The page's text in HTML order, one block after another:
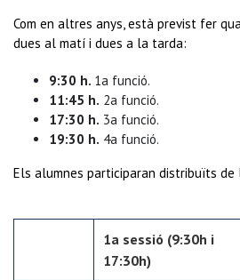
Com en altres anys, està previst fer
dues al matí i dues a la tarda:
9:30 h. 1a funció.
11:45 h. 2a funció.
17:30 h. 3a funció.
19:30 h. 4a funció.
Els alumnes participaran distribuïts de
1a sessió (9:30h i
17:30h)